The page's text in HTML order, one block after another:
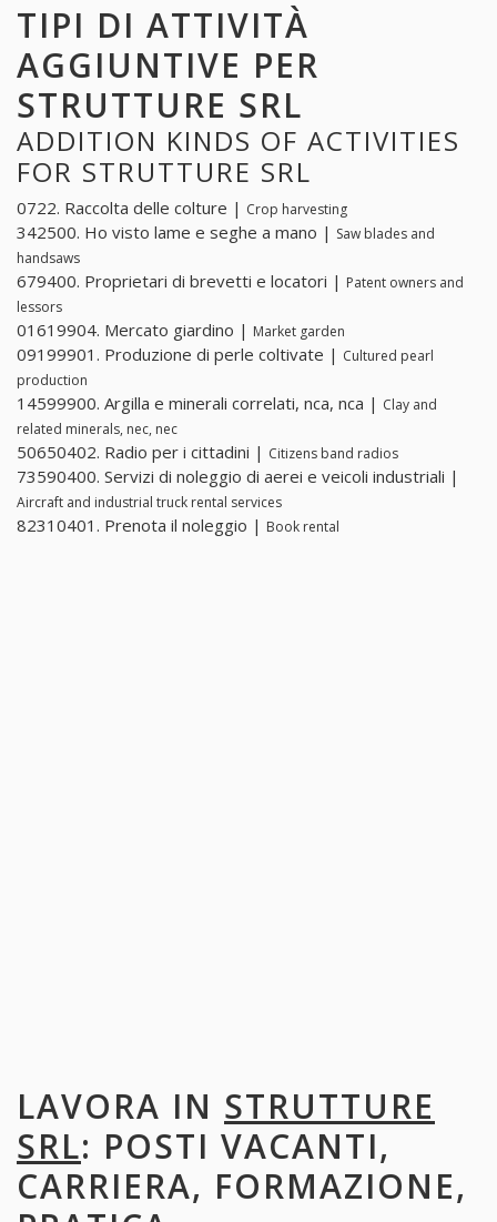
TIPI DI ATTIVITÀ
AGGIUNTIVE PER
STRUTTURE SRL
ADDITION KINDS OF ACTIVITIES
FOR STRUTTURE SRL
0722. Raccolta delle colture | Crop harvesting
342500. Ho visto lame e seghe a mano | Saw blades and
handsaws
679400. Proprietari di brevetti e locatori | Patent owners and
lessors
01619904. Mercato giardino | Market garden
09199901. Produzione di perle coltivate | Cultured pearl
production
14599900. Argilla e minerali correlati, nca, nca | Clay and
related minerals, nec, nec
50650402. Radio per i cittadini | Citizens band radios
73590400. Servizi di noleggio di aerei e veicoli industriali |
Aircraft and industrial truck rental services
82310401. Prenota il noleggio | Book rental
LAVORA IN STRUTTURE
SRL: POSTI VACANTI,
CARRIERA, FORMAZIONE,